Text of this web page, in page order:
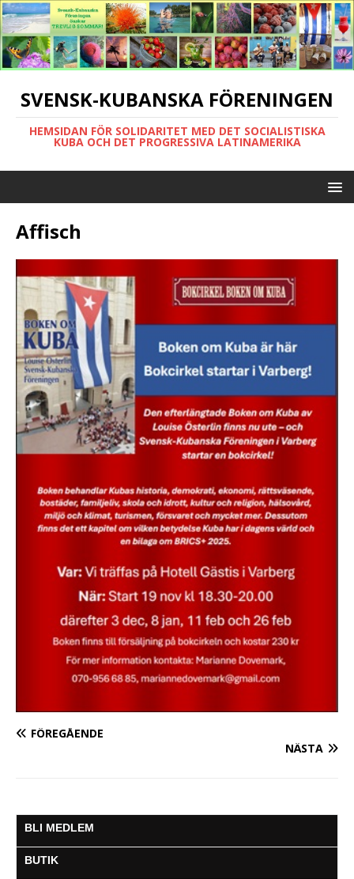
SVENSK-KUBANSKA FÖRENINGEN
HEMSIDAN FÖR SOLIDARITET MED DET SOCIALISTISKA
KUBA OCH DET PROGRESSIVA LATINAMERIKA
Affisch
FÖREGÅENDE
NÄSTA
BLI MEDLEM
BUTIK